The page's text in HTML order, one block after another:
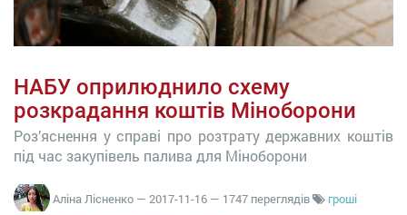
НАБУ оприлюднило схему
розкрадання коштів Міноборони
Роз’яснення у справі про розтрату державних коштів
під час закупівель палива для Міноборони
Аліна Лісненко — 2017-11-16 — 1747 переглядів
гроші